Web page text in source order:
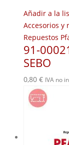
Añadir a la
Accesorios y
Repuestos
91-
SEBO
0,80 € IVA no